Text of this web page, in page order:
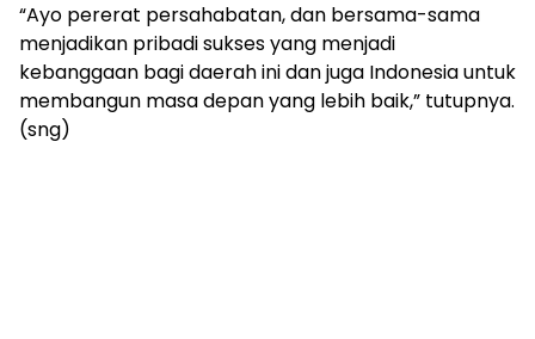
“Ayo pererat persahabatan, dan bersama-sama
menjadikan pribadi sukses yang menjadi
kebanggaan bagi daerah ini dan juga Indonesia untuk
membangun masa depan yang lebih baik,” tutupnya.
(sng)